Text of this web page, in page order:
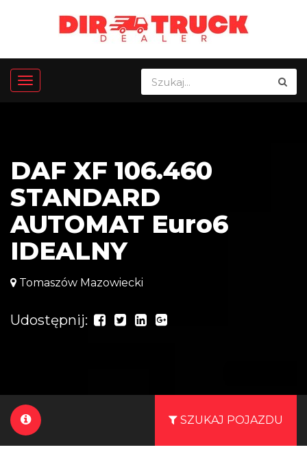
DAF XF 106.460
STANDARD
AUTOMAT Euro6
IDEALNY
Tomaszów Mazowiecki
Udostępnij:
SZUKAJ POJAZDU